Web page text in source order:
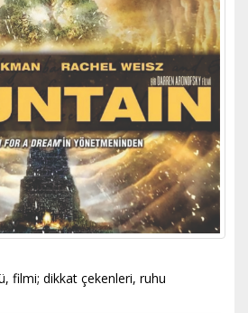
filmi; dikkat çekenleri, ruhu